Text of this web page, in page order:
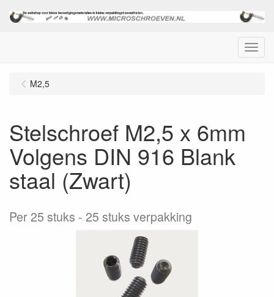
Menu
M2,5
Stelschroef M2,5 x 6mm
Volgens DIN 916 Blank
staal (Zwart)
Per 25 stuks 25 stuks verpakking